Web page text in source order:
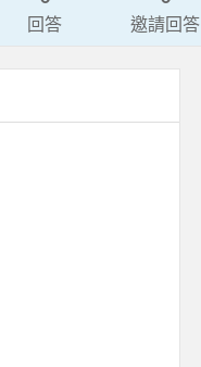
回答 邀請回答